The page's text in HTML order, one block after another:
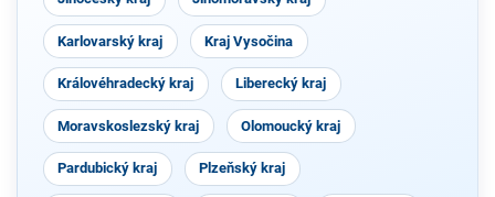
Karlovarský kraj Kraj Vysočina
Královéhradecký kraj Liberecký kraj
Moravskoslezský kraj Olomoucký kraj
Pardubický kraj Plzeňský kraj